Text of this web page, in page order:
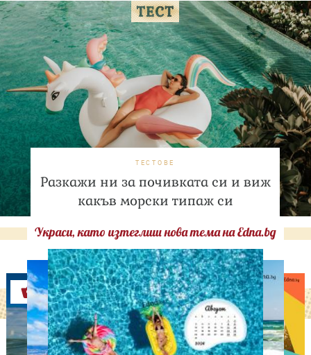
ТЕСТОВЕ
Разкажи ни за почивката си и виж
какъв морски типаж си
Украси, като изтеглиш нова тема на Edna.bg
Оферти
ИЗВЕСТНИ